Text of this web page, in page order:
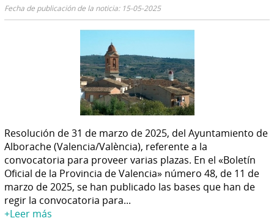
Fecha de publicación de la noticia: 15-05-2025
Resolución de 31 de marzo de 2025, del Ayuntamiento de
Alborache (Valencia/València), referente a la
convocatoria para proveer varias plazas. En el «Boletín
Oficial de la Provincia de Valencia» número 48, de 11 de
marzo de 2025, se han publicado las bases que han de
regir la convocatoria para...
+Leer más